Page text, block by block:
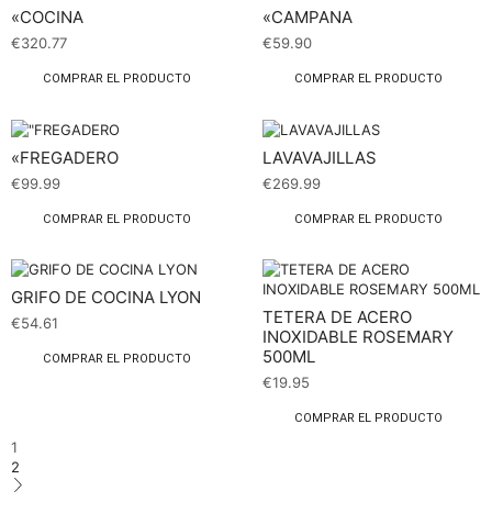
«COCINA
€320.77
COMPRAR EL PRODUCTO
«CAMPANA
€59.90
COMPRAR EL PRODUCTO
«FREGADERO
€99.99
COMPRAR EL PRODUCTO
LAVAVAJILLAS
€269.99
COMPRAR EL PRODUCTO
GRIFO DE COCINA LYON
€54.61
COMPRAR EL PRODUCTO
TETERA DE ACERO
INOXIDABLE ROSEMARY
500ML
€19.95
COMPRAR EL PRODUCTO
1
2